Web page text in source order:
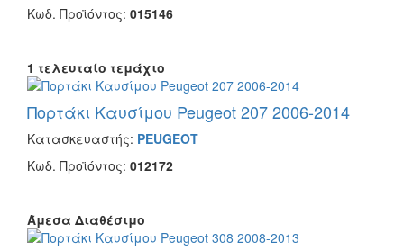
Κωδ. Προϊόντος: 015146
1 τελευταίο τεμάχιο
Πορτάκι Καυσίμου Peugeot 207 2006-2014
Κατασκευαστής: PEUGEOT
Κωδ. Προϊόντος: 012172
Άμεσα Διαθέσιμο